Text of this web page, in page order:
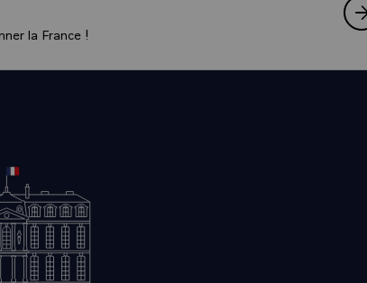
France, le seul moyen. Donc, en effet, le
de ce pourquoi nous sommes engagés.
sur le territoire de l'Irak tout entier
des villes, de résistances, de luttes
libère le Koweit. On veille à ce que
29 alliés coalisés et puis on commence
soir - des buts de paix, ce que vous
la France !